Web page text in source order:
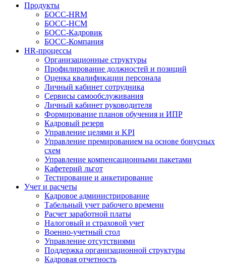
Продукты
БОСС-HRM
БОСС-HCM
БОСС-Кадровик
БОСС-Компания
HR-процессы
Организационные структуры
Профилирование должностей и позиций
Оценка квалификации персонала
Личный кабинет сотрудника
Сервисы самообслуживания
Личный кабинет руководителя
Формирование планов обучения и ИПР
Кадровый резерв
Управление целями и KPI
Управление премированием на основе бонусных
схем
Управление компенсационными пакетами
Кафетерий льгот
Тестирование и анкетирование
Учет и расчеты
Кадровое администрирование
Табельный учет рабочего времени
Расчет заработной платы
Налоговый и страховой учет
Военно-учетный стол
Управление отсутствиями
Поддержка организационной структуры
Кадровая отчетность